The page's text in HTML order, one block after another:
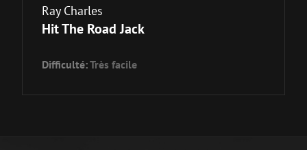
Ray Charles
Hit The Road Jack
Difficulté:Très facile